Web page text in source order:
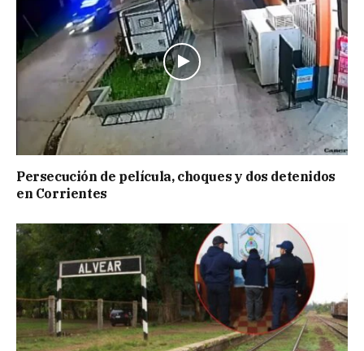
Persecución de película, choques y dos detenidos
en Corrientes